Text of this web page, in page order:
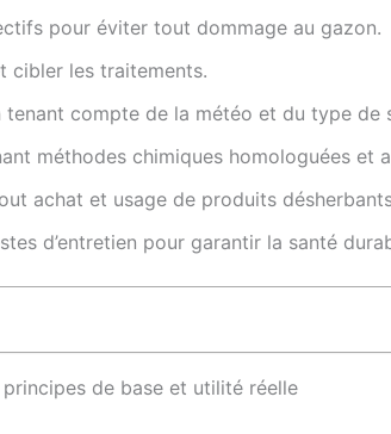
pour éviter tout dommage au gazon.
cibler les traitements.
compte de la météo et du type de
méthodes chimiques homologuées et
achat et usage de produits
d’entretien pour garantir la santé
de base et utilité réelle